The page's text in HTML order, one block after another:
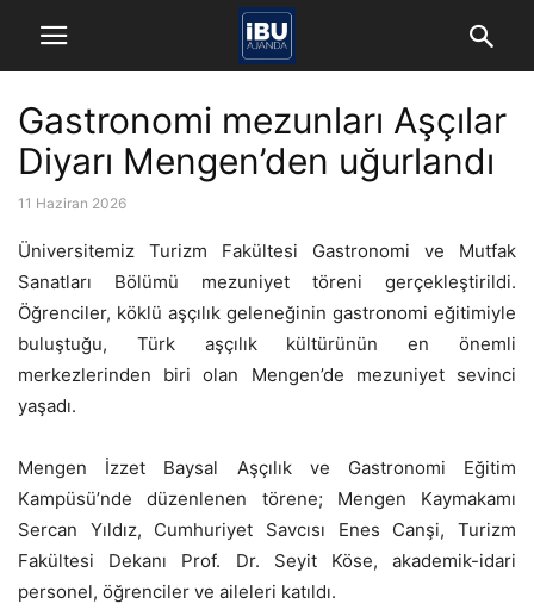
Gastronomi mezunları Aşçılar
Diyarı Mengen’den uğurlandı
11 Haziran 2026
Üniversitemiz Turizm Fakültesi Gastronomi ve Mutfak
Sanatları Bölümü mezuniyet töreni gerçekleştirildi.
Öğrenciler, köklü aşçılık geleneğinin gastronomi eğitimiyle
buluştuğu, Türk aşçılık kültürünün en önemli
merkezlerinden biri olan Mengen’de mezuniyet sevinci
yaşadı.
Mengen İzzet Baysal Aşçılık ve Gastronomi Eğitim
Kampüsü’nde düzenlenen törene; Mengen Kaymakamı
Sercan Yıldız, Cumhuriyet Savcısı Enes Canşi, Turizm
Fakültesi Dekanı Prof. Dr. Seyit Köse, akademik-idari
personel, öğrenciler ve aileleri katıldı.